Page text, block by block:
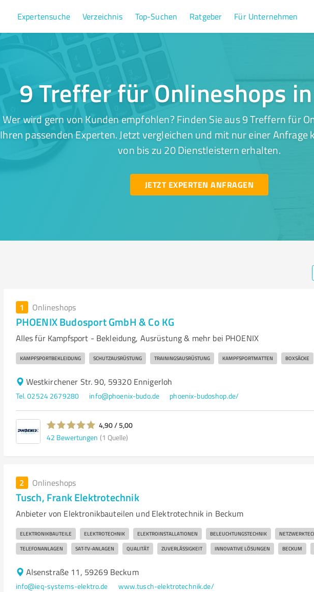
Expertensuche Verzeichnis Top-Suchen Ratgeber Für Unternehmen
9 Treffer für Onlineshops
Wer wird gern von Kunden empfohlen? Finden Sie aus 9 Treffern für
Ihren passenden Experten. Jetzt vergleichen und mit nur einer Anfrage
von bis zu 20 Dienstleistern erhalten.
JETZT EXPERTEN ANFRAGEN
1 Onlineshops
PHOENIX Budosport GmbH & Co KG
Alles für Kampfsport - Bekleidung, Ausrüstung & mehr bei PHOENIX
KAMPFSPORTBEKLEIDUNG SCHUTZAUSRÜSTUNG TRAININGSAUSRÜSTUNG KAMPFSPORTMATTEN BOXSÄCKE
Westkirchener Str. 90, 59320 Ennigerloh
Tel. 02524 2679280 info@phoenix-budo.de phoenix-budoshop.de/
4,90 / 5,00
42 Bewertungen (1 Quelle)
2 Onlineshops
Tusch, Frank Elektrotechnik
Anbieter von Elektronikbauteilen und Elektrotechnik in Beckum
ELEKTRONIKBAUTEILE ELEKTROTECHNIK ELEKTROINSTALLATIONEN BELEUCHTUNGSTECHNIK
TELEFONANLAGEN SAT-TV-ANLAGEN QUALITÄT ZUVERLÄSSIGKEIT INNOVATIVE LÖSUNGEN BECKUM
Alsenstraße 11, 59269 Beckum
info@ieq-systems-elektro.de www.tusch-elektrotechnik.de/